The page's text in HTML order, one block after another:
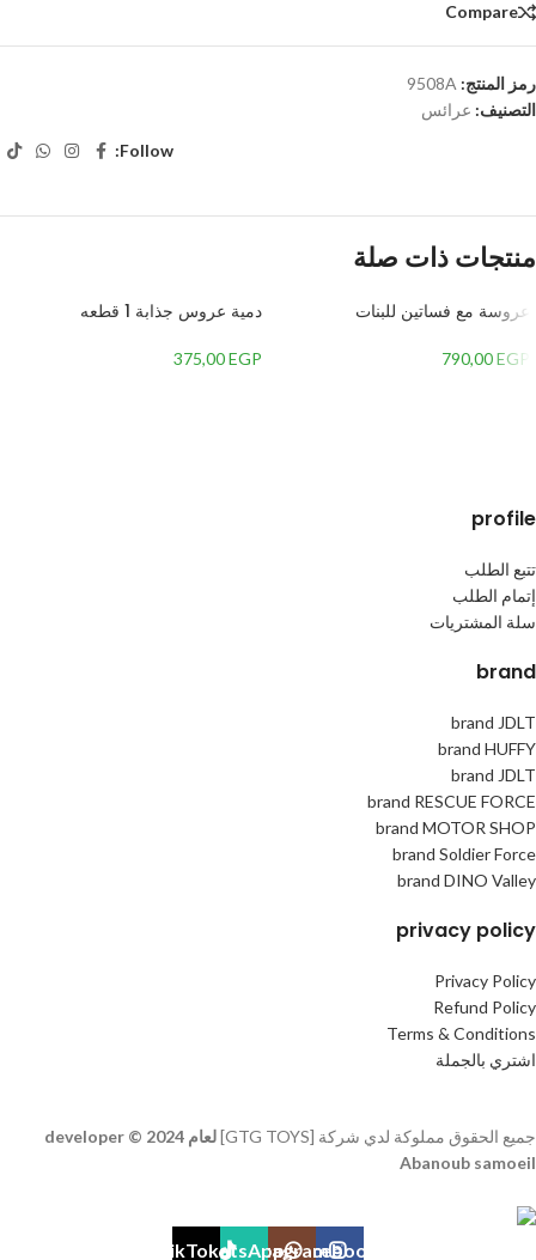
Compare
رمز المنتج: 9508A
التصنيف: عرائس
Follow:
منتجات ذات صلة
عروسة مع فساتين للبنات
790,00EGP
دمية عروس جذابة 1 قطعه
375,00EGP
profile
تتبع الطلب
إتمام الطلب
سلة المشتريات
brand
brand JDLT
brand HUFFY
brand JDLT
brand RESCUE FORCE
brand MOTOR SHOP
brand Soldier Force
brand DINO Valley
privacy policy
Privacy Policy
Refund Policy
Terms & Conditions
اشتري بالجملة
جميع الحقوق مملوكة لدي شركة [GTG TOYS]
لعام 2024 © developer
Abanoub samoeil
Facebook
Instagram
WhatsApp
TikTok